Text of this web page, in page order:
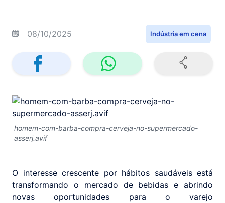
08/10/2025 Indústria em cena
homem-com-barba-compra-cerveja-no-supermercado-
asserj.avif
O interesse crescente por hábitos saudáveis está
transformando o mercado de bebidas e abrindo
novas oportunidades para o varejo